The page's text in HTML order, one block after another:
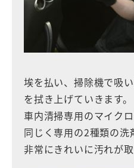
埃を払い、掃除機で吸
を拭き上げていきます。
車内清掃専用のマイク
同じく専用の2種類の洗
非常にきれいに汚れが取